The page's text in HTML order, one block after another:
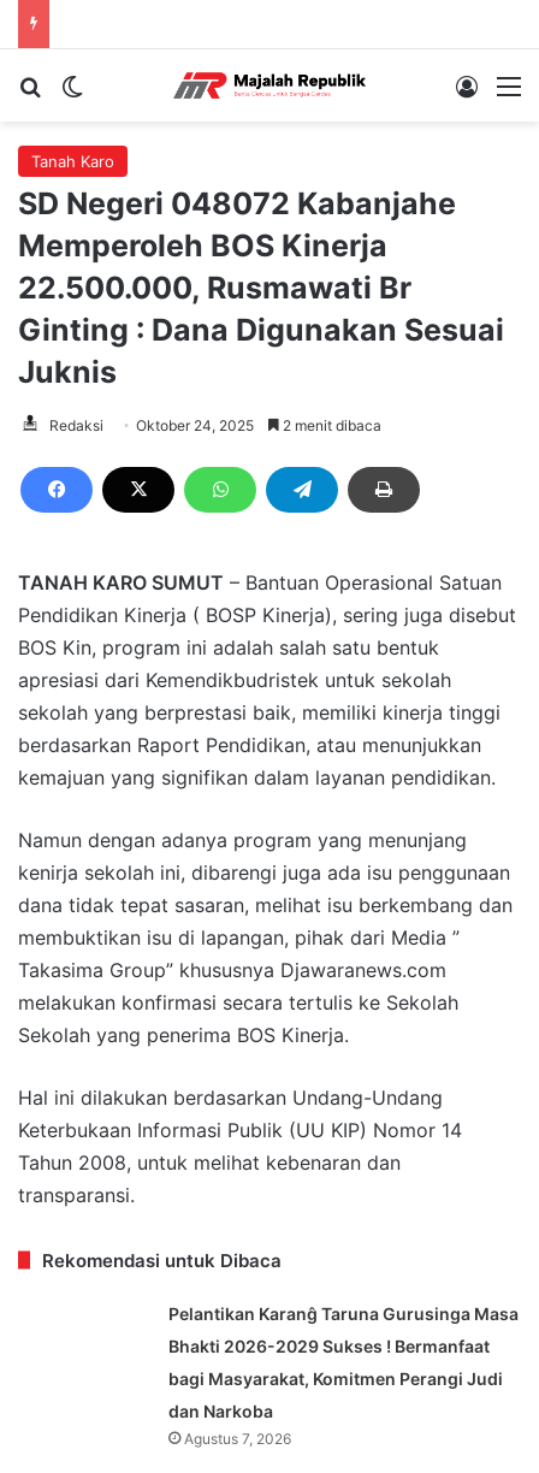
Cari berita...Switch skin Log In
Tanah Karo
SD Negeri 048072 Kabanjahe
Memperoleh BOS Kinerja
22.500.000, Rusmawati Br
Ginting : Dana Digunakan Sesuai
Juknis
Redaksi Oktober 24, 2025 2 menit dibaca
TANAH KARO SUMUT – Bantuan Operasional Satuan
Pendidikan Kinerja ( BOSP Kinerja), sering juga disebut
BOS Kin, program ini adalah salah satu bentuk
apresiasi dari Kemendikbudristek untuk sekolah
sekolah yang berprestasi baik, memiliki kinerja tinggi
berdasarkan Raport Pendidikan, atau menunjukkan
kemajuan yang signifikan dalam layanan pendidikan.
Namun dengan adanya program yang menunjang
kenirja sekolah ini, dibarengi juga ada isu penggunaan
dana tidak tepat sasaran, melihat isu berkembang dan
membuktikan isu di lapangan, pihak dari Media ”
Takasima Group” khususnya Djawaranews.com
melakukan konfirmasi secara tertulis ke Sekolah
Sekolah yang penerima BOS Kinerja.
Hal ini dilakukan berdasarkan Undang-Undang
Keterbukaan Informasi Publik (UU KIP) Nomor 14
Tahun 2008, untuk melihat kebenaran dan
transparansi.
Rekomendasi untuk Dibaca
Pelantikan Karanĝ Taruna Gurusinga Masa
Bhakti 2026-2029 Sukses ! Bermanfaat
bagi Masyarakat, Komitmen Perangi Judi
dan Narkoba
Agustus 7, 2026